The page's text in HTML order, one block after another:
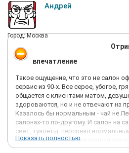
Андрей
Город: Москва
впечатление
Такое ощущение, что это не салон
сервис из 90-х. Все серое, убогое,
общается с клиентами матом,
здороваются, но и не отвечают на
Казалось бы нормальным - чай не
салонах-то по-другому. И салон на
свет, туалеты, персонал
совковый склад. Угораздило
Джентра. На все мои вопросы
Показать полностью